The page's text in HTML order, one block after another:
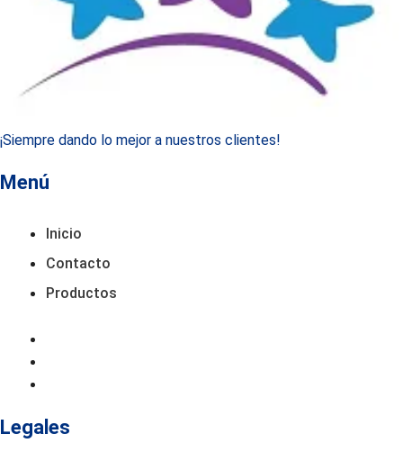
¡Siempre dando lo mejor a nuestros clientes!
Menú
Inicio
Contacto
Productos
Legales